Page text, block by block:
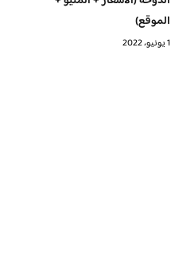
الموقع)
1 يونيو، 2022